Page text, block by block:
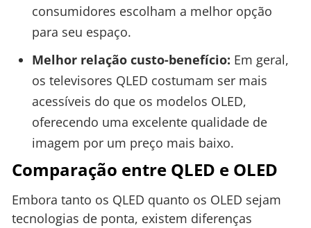
consumidores escolham a melhor opção
para seu espaço.
Melhor relação custo-benefício: Em geral,
os televisores QLED costumam ser mais
acessíveis do que os modelos OLED,
oferecendo uma excelente qualidade de
imagem por um preço mais baixo.
Comparação entre QLED e OLED
Embora tanto os QLED quanto os OLED sejam
tecnologias de ponta, existem diferenças